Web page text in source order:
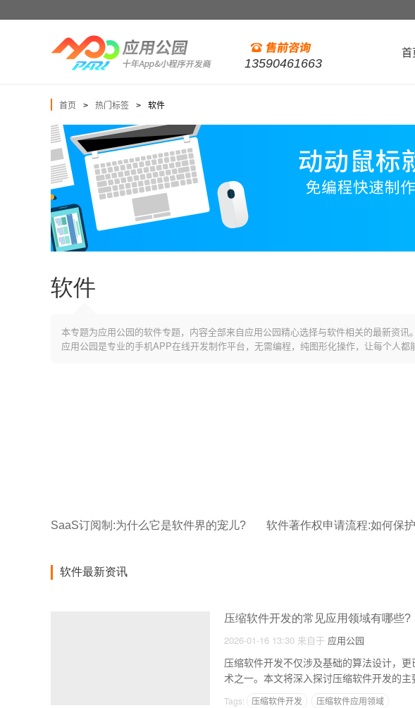
13590461663
首
首页 > 热门标签 > 软件
软件
本专题为应用公园的软件专题，内容全部来自应用公园精心选择与软件相关的最新资讯。
应用公园是专业的手机APP在线开发制作平台，无需编程，纯图形化操作，让每个人都
SaaS订阅制:为什么它是软件界的宠儿?
软件最新资讯
压缩软件开发的常见应用领域有哪些?
2026-01-16 13:30 来自于 应用公园
压缩软件开发不仅涉及基础的算法设计，
术之一。本文将深入探讨压缩软件开发的
Tags: 压缩软件开发 压缩软件应用领域